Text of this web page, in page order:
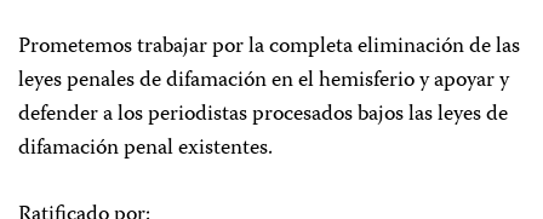
Prometemos trabajar por la completa eliminación de las
leyes penales de difamación en el hemisferio y apoyar y
defender a los periodistas procesados bajos las leyes de
difamación penal existentes.